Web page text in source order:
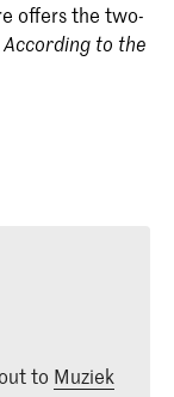
offers the two-
to the
to Muziek